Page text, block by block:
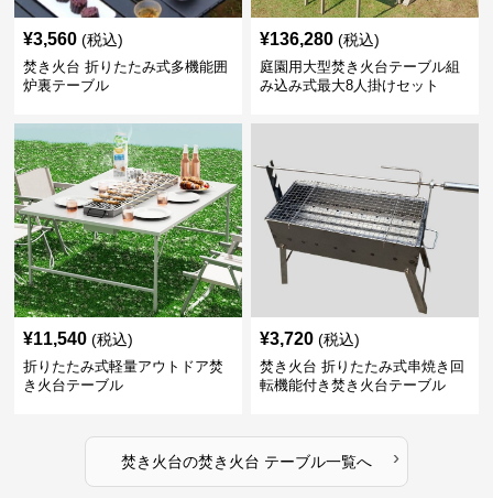
¥3,560 (税込)
焚き火台 折りたたみ式多機能囲
炉裏テーブル
¥136,280 (税込)
庭園用大型焚き火台テーブル組
み込み式最大8人掛けセット
¥11,540 (税込)
折りたたみ式軽量アウトドア焚
き火台テーブル
¥3,720 (税込)
焚き火台 折りたたみ式串焼き回
転機能付き焚き火台テーブル
焚き火台の焚き火台 テーブル一覧へ ›